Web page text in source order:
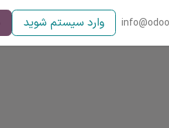
وارد سیستم شوید